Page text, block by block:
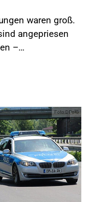
waren groß.
angepriesen
–…
Foto:DPolG